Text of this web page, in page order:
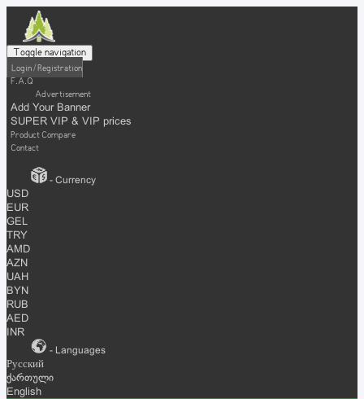
Toggle navigation
Login / Registration
F.A.Q
Advertisement
Add Your Banner
SUPER VIP & VIP prices
Product Compare
Contact
- Currency
USD
EUR
GEL
TRY
AMD
AZN
UAH
BYN
RUB
AED
INR
- Languages
Русский
ქართული
English